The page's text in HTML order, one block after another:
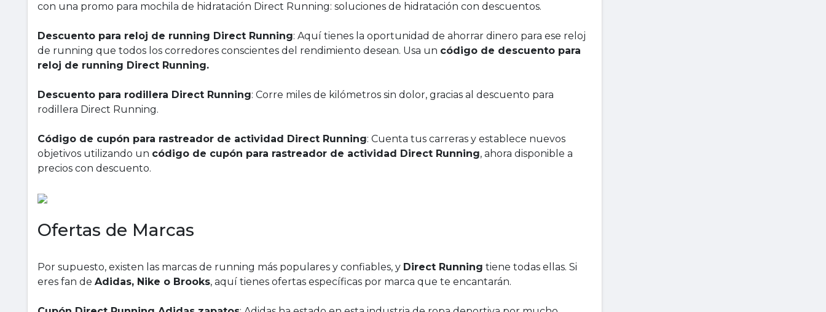
con una promo para mochila de hidratación Direct Running: soluciones de hidratación con descuentos.
Descuento para reloj de running Direct Running: Aquí tienes la oportunidad de ahorrar dinero para ese reloj
de running que todos los corredores conscientes del rendimiento desean. Usa un código de descuento para
reloj de running Direct Running.
Descuento para rodillera Direct Running: Corre miles de kilómetros sin dolor, gracias al descuento para
rodillera Direct Running.
Código de cupón para rastreador de actividad Direct Running: Cuenta tus carreras y establece nuevos
objetivos utilizando un código de cupón para rastreador de actividad Direct Running, ahora disponible a
precios con descuento.
Ofertas de Marcas
Por supuesto, existen las marcas de running más populares y confiables, y Direct Running tiene todas ellas. Si
eres fan de Adidas, Nike o Brooks, aquí tienes ofertas específicas por marca que te encantarán.